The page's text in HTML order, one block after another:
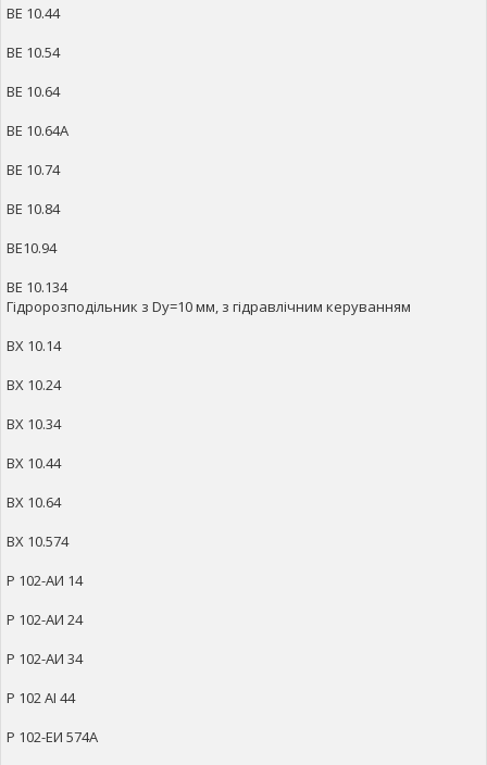
ВЕ 10.44
ВЕ 10.54
ВЕ 10.64
ВЕ 10.64А
ВЕ 10.74
ВЕ 10.84
ВЕ10.94
ВЕ 10.134
Гідророзподільник з Dy=10 мм, з гідравлічним керуванням
ВХ 10.14
ВХ 10.24
ВХ 10.34
ВХ 10.44
ВХ 10.64
ВХ 10.574
Р 102-АИ 14
Р 102-АИ 24
Р 102-АИ 34
Р 102 АІ 44
Р 102-ЕИ 574А